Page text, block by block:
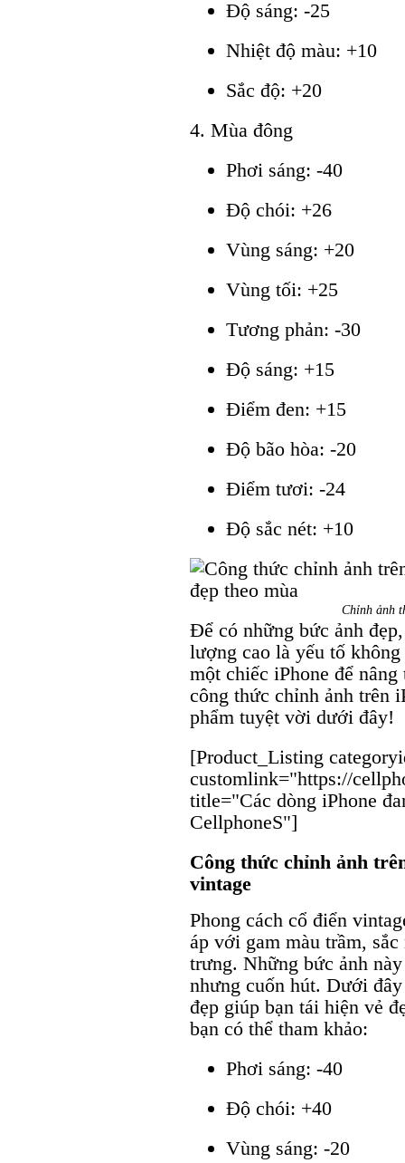
Độ sáng: -25
Nhiệt độ màu: +10
Sắc độ: +20
4. Mùa đông
Phơi sáng: -40
Độ chói: +26
Vùng sáng: +20
Vùng tối: +25
Tương phản: -30
Độ sáng: +15
Điểm đen: +15
Độ bão hòa: -20
Điểm tươi: -24
Độ sắc nét: +10
Chỉnh ảnh
Để có những bức ảnh
lượng cao là yếu tố
một chiếc iPhone để
công thức chỉnh ảnh trên
phẩm tuyệt vời dưới đây!
[Product_Listing
customlink="https://
title="Các dòng iPhone
CellphoneS"]
Công thức chỉnh ảnh
vintage
Phong cách cổ điển
áp với gam màu trầm,
trưng. Những bức ảnh
nhưng cuốn hút. Dưới
đẹp giúp bạn tái hiện vẻ
bạn có thể tham khảo:
Phơi sáng: -40
Độ chói: +40
Vùng sáng: -20